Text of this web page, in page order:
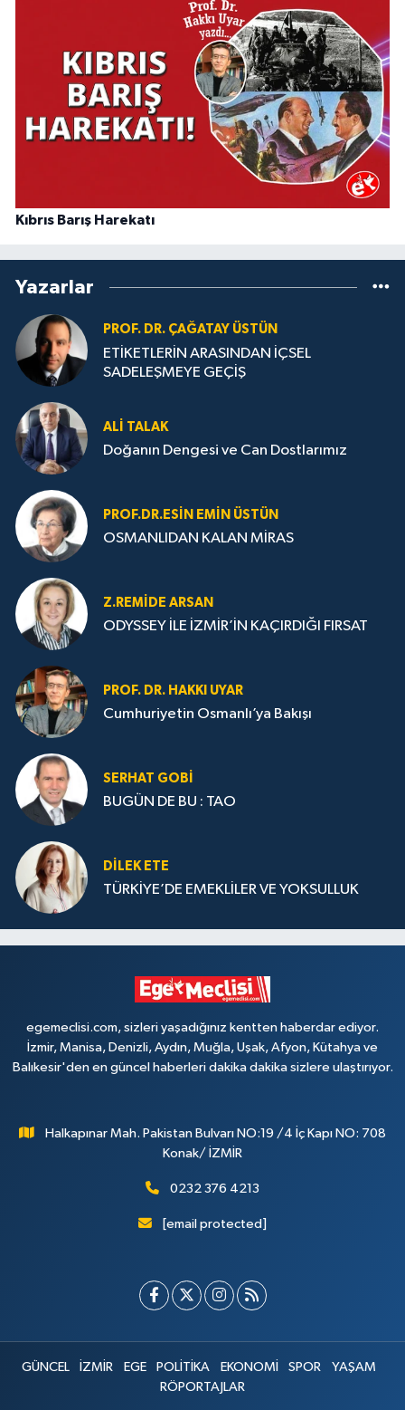
Kıbrıs Barış Harekatı
Yazarlar
PROF. DR. ÇAĞATAY ÜSTÜN
ETİKETLERİN ARASINDAN İÇSEL
SADELEŞMEYE GEÇİŞ
ALI TALAK
Doğanın Dengesi ve Can Dostlarımız
PROF.DR.ESIN EMIN ÜSTÜN
OSMANLIDAN KALAN MİRAS
Z.REMIDE ARSAN
ODYSSEY İLE İZMİR’İN KAÇIRDIĞI FIRSAT
PROF. DR. HAKKI UYAR
Cumhuriyetin Osmanlı’ya Bakışı
SERHAT GOBİ
BUGÜN DE BU : TAO
DILEK ETE
TÜRKİYE’DE EMEKLİLER VE YOKSULLUK
egemeclisi.com, sizleri yaşadığınız kentten haberdar ediyor.
İzmir, Manisa, Denizli, Aydın, Muğla, Uşak, Afyon, Kütahya ve
Balıkesir'den en güncel haberleri dakika dakika sizlere ulaştırıyor.
Halkapınar Mah. Pakistan Bulvarı NO:19 /4 İç Kapı NO: 708
Konak/ İZMİR
0232 376 4213
[email protected]
GÜNCEL İZMİR EGE POLİTİKA EKONOMİ SPOR
YAŞAM
RÖPORTAJLAR